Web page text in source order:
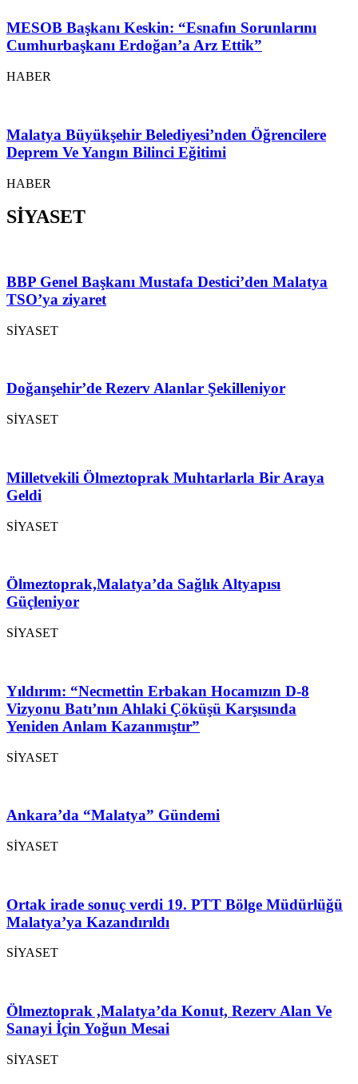
MESOB Başkanı Keskin: “Esnafın Sorunlarını
Cumhurbaşkanı Erdoğan’a Arz Ettik”
HABER
Malatya Büyükşehir Belediyesi’nden Öğrencilere
Deprem Ve Yangın Bilinci Eğitimi
HABER
SİYASET
BBP Genel Başkanı Mustafa Destici’den Malatya
TSO’ya ziyaret
SİYASET
Doğanşehir’de Rezerv Alanlar Şekilleniyor
SİYASET
Milletvekili Ölmeztoprak Muhtarlarla Bir Araya
Geldi
SİYASET
Ölmeztoprak,Malatya’da Sağlık Altyapısı
Güçleniyor
SİYASET
Yıldırım: “Necmettin Erbakan Hocamızın D-8
Vizyonu Batı’nın Ahlaki Çöküşü Karşısında
Yeniden Anlam Kazanmıştır”
SİYASET
Ankara’da “Malatya” Gündemi
SİYASET
Ortak irade sonuç verdi 19. PTT Bölge Müdürlüğü
Malatya’ya Kazandırıldı
SİYASET
Ölmeztoprak ,Malatya’da Konut, Rezerv Alan Ve
Sanayi İçin Yoğun Mesai
SİYASET